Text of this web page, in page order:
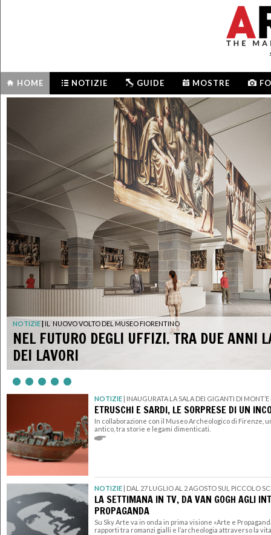
HOME NOTIZIE GUIDE MOSTRE
NOTIZIE IL NUOVO VOLTO DEL MUSEO FIORENTINO
NEL FUTURO DEGLI UFFIZI. TRA DUE ANNI
DEI LAVORI
NOTIZIE | INAUGURATA LA SALA DEI GIGANTI DI MONT’E
ETRUSCHI E SARDI, LE SORPRESE DI UN
In collaborazione con il Museo Archeologico di Firenze,
antico, tra storie e legami dimenticati.
NOTIZIE | DAL 27 LUGLIO AL 2 AGOSTO SUL PICCOLO
LA SETTIMANA IN TV, DA VAN GOGH AGLI
PROPAGANDA
Su Sky Arte va in onda in prima visione «Arte e
rapporti tra romanzi gialli e l’archeologia attraverso la